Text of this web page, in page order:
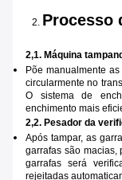
2. Processo
2,1. Máquina
Põe manualmente
circularmente no
O sistema de
enchimento mais
2,2. Pesador da
Após tampar, as
garrafas são macias,
garrafas será
rejeitadas